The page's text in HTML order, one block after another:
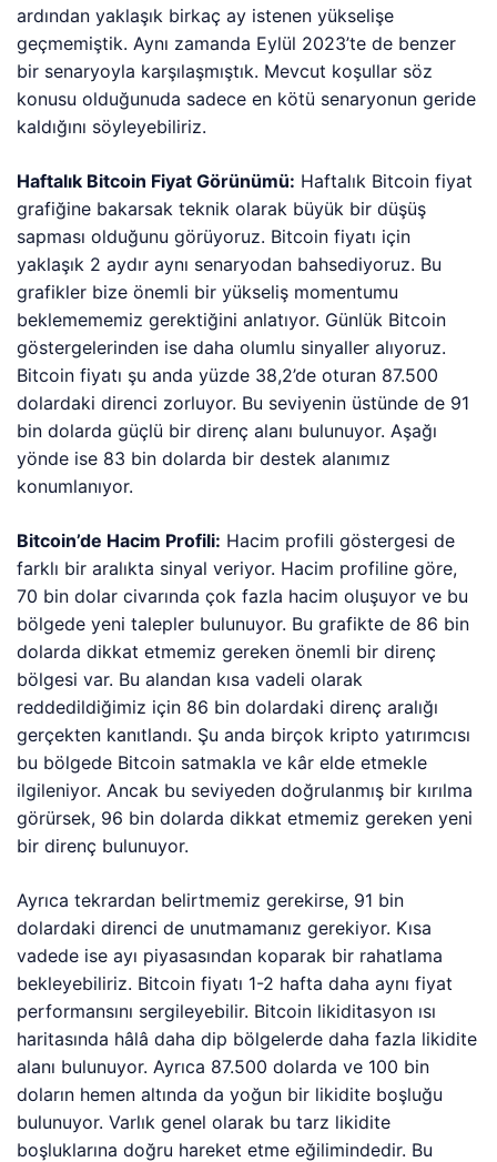
ardından yaklaşık birkaç ay istenen yükselişe
geçmemiştik. Aynı zamanda Eylül 2023’te de benzer
bir senaryoyla karşılaşmıştık. Mevcut koşullar söz
konusu olduğunuda sadece en kötü senaryonun geride
kaldığını söyleyebiliriz.
Haftalık Bitcoin Fiyat Görünümü: Haftalık Bitcoin fiyat
grafiğine bakarsak teknik olarak büyük bir düşüş
sapması olduğunu görüyoruz. Bitcoin fiyatı için
yaklaşık 2 aydır aynı senaryodan bahsediyoruz. Bu
grafikler bize önemli bir yükseliş momentumu
beklemememiz gerektiğini anlatıyor. Günlük Bitcoin
göstergelerinden ise daha olumlu sinyaller alıyoruz.
Bitcoin fiyatı şu anda yüzde 38,2’de oturan 87.500
dolardaki direnci zorluyor. Bu seviyenin üstünde de 91
bin dolarda güçlü bir direnç alanı bulunuyor. Aşağı
yönde ise 83 bin dolarda bir destek alanımız
konumlanıyor.
Bitcoin’de Hacim Profili: Hacim profili göstergesi de
farklı bir aralıkta sinyal veriyor. Hacim profiline göre,
70 bin dolar civarında çok fazla hacim oluşuyor ve bu
bölgede yeni talepler bulunuyor. Bu grafikte de 86 bin
dolarda dikkat etmemiz gereken önemli bir direnç
bölgesi var. Bu alandan kısa vadeli olarak
reddedildiğimiz için 86 bin dolardaki direnç aralığı
gerçekten kanıtlandı. Şu anda birçok kripto yatırımcısı
bu bölgede Bitcoin satmakla ve kâr elde etmekle
ilgileniyor. Ancak bu seviyeden doğrulanmış bir kırılma
görürsek, 96 bin dolarda dikkat etmemiz gereken yeni
bir direnç bulunuyor.
Ayrıca tekrardan belirtmemiz gerekirse, 91 bin
dolardaki direnci de unutmamanız gerekiyor. Kısa
vadede ise ayı piyasasından koparak bir rahatlama
bekleyebiliriz. Bitcoin fiyatı 1-2 hafta daha aynı fiyat
performansını sergileyebilir. Bitcoin likiditasyon ısı
haritasında hâlâ daha dip bölgelerde daha fazla likidite
alanı bulunuyor. Ayrıca 87.500 dolarda ve 100 bin
doların hemen altında da yoğun bir likidite boşluğu
bulunuyor. Varlık genel olarak bu tarz likidite
boşluklarına doğru hareket etme eğilimindedir. Bu